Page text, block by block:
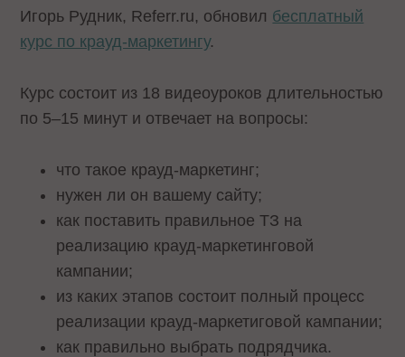
Игорь Рудник, Referr.ru, обновил бесплатный
курс по крауд-маркетингу.
Курс состоит из 18 видеоуроков длительностью
по 5–15 минут и отвечает на вопросы:
что такое крауд-маркетинг;
нужен ли он вашему сайту;
как поставить правильное ТЗ на
реализацию крауд-маркетинговой
кампании;
из каких этапов состоит полный процесс
реализации крауд-маркетиговой кампании;
как правильно выбрать подрядчика.